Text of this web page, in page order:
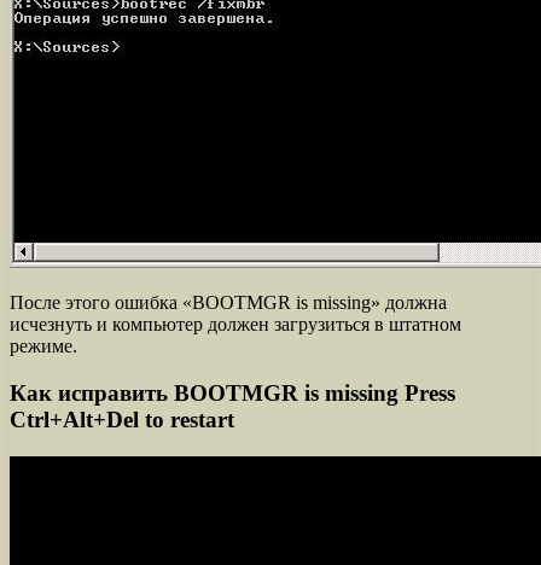
После этого ошибка «BOOTMGR is missing» должна
исчезнуть и компьютер должен загрузиться в штатном
режиме.
Как исправить BOOTMGR is missing Press
Ctrl+Alt+Del to restart